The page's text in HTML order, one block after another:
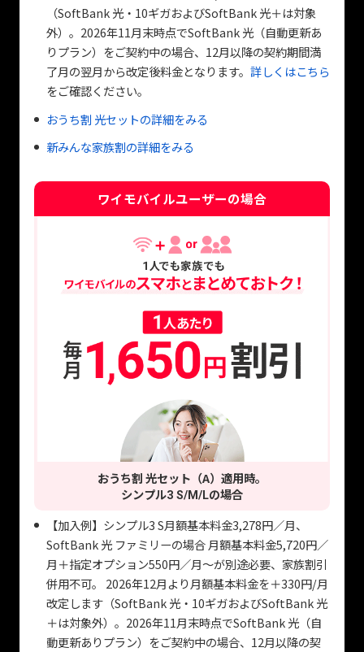
（SoftBank 光・10ギガおよびSoftBank 光＋は対象
外）。2026年11月末時点でSoftBank 光（自動更新あ
りプラン）をご契約中の場合、12月以降の契約期間満
了月の翌月から改定後料金となります。 詳しくはこちら
をご確認ください。
おうち割 光セットの詳細をみる
新みんな家族割の詳細をみる
ワイモバイルユーザーの場合
おうち割 光セット（A）適用時。
シンプル3 S/M/Lの場合
【加入例】シンプル3 S月額基本料金3,278円／月、
SoftBank 光 ファミリーの場合 月額基本料金5,720円／
月＋指定オプション550円／月～が別途必要、家族割引
併用不可。 2026年12月より月額基本料金を＋330円/月
改定します（SoftBank 光・10ギガおよびSoftBank 光
＋は対象外）。2026年11月末時点でSoftBank 光（自
動更新ありプラン）をご契約中の場合、12月以降の契